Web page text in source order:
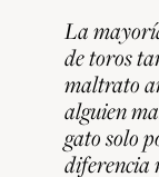
La
de toros
maltrato
alguien
gato solo
diferencia